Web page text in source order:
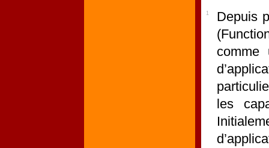
1
Depuis
comme
les